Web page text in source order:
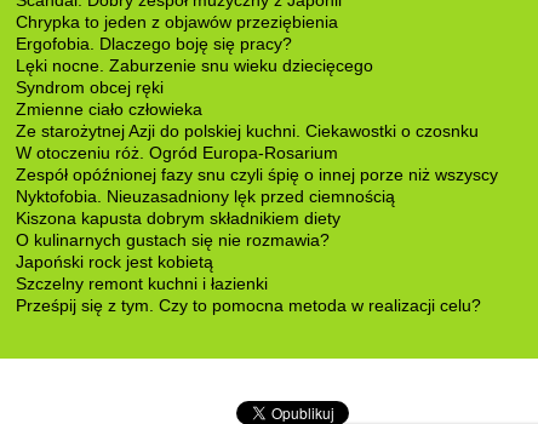
Chrypka to jeden z objawów przeziębienia
Ergofobia. Dlaczego boję się pracy?
Lęki nocne. Zaburzenie snu wieku dziecięcego
Syndrom obcej ręki
Zmienne ciało człowieka
Ze starożytnej Azji do polskiej kuchni. Ciekawostki o czosnku
W otoczeniu róż. Ogród Europa-Rosarium
Zespół opóźnionej fazy snu czyli śpię o innej porze niż wszyscy
Nyktofobia. Nieuzasadniony lęk przed ciemnością
Kiszona kapusta dobrym składnikiem diety
O kulinarnych gustach się nie rozmawia?
Japoński rock jest kobietą
Szczelny remont kuchni i łazienki
Prześpij się z tym. Czy to pomocna metoda w realizacji celu?